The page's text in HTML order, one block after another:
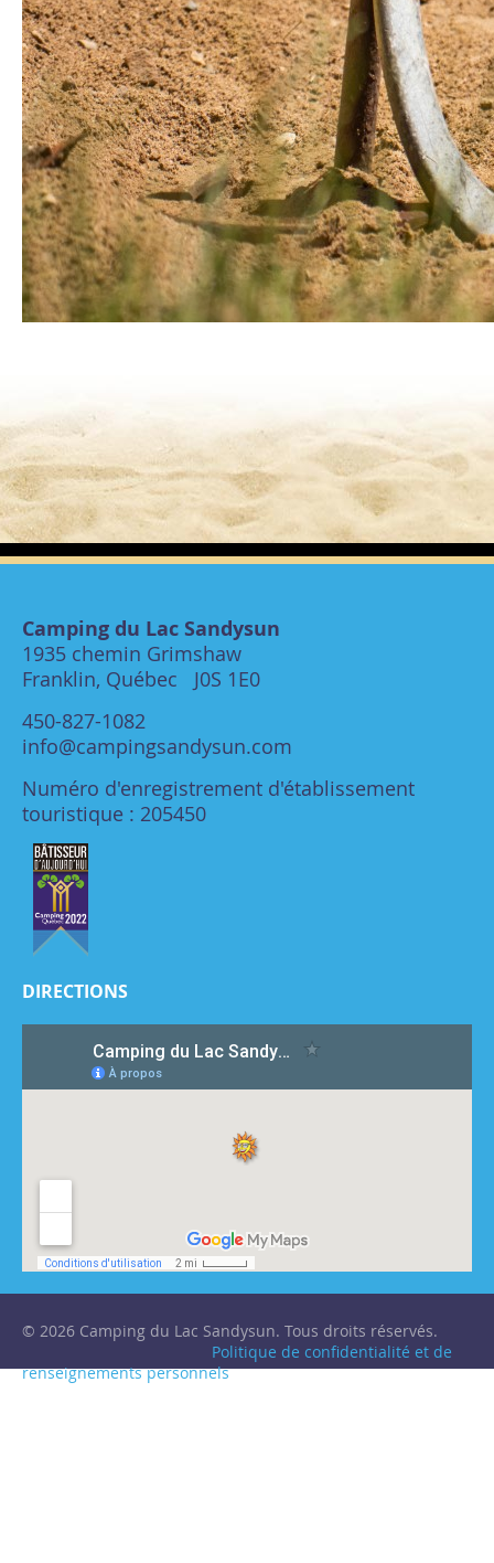
Camping du Lac Sandysun
1935 chemin Grimshaw
Franklin, Québec J0S 1E0
450-827-1082
info@campingsandysun.com
Numéro d'enregistrement d'établissement
touristique : 205450
DIRECTIONS
© 2026 Camping du Lac Sandysun. Tous droits réservés.
Politique de confidentialité et de
renseignements personnels